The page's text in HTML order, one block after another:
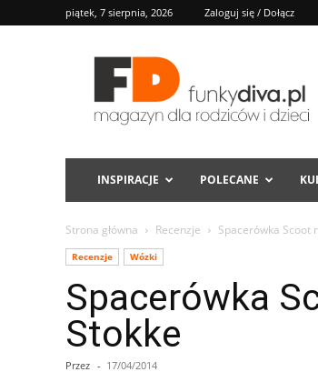
piątek, 7 sierpnia, 2026 Zaloguj się / Dołącz
FD
INSPIRACJE POLECANE
Strona główna Recenzje Spacerówka Scoot
Recenzje Wózki
Spacerówka
Stokke
Przez - 17/04/2014